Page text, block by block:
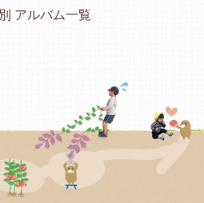
アルバム一覧